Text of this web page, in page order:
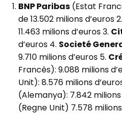
BNP Paribas (Estat
de 13.502 milions d’euros 2.
11.463 milions d’euros 3.
d’euros 4. Societé
9.710 milions d’euros 5.
Francès): 9.088 milions
Unit): 8.576 milions
(Alemanya): 7.842 milions
(Regne Unit) 7.578 milions